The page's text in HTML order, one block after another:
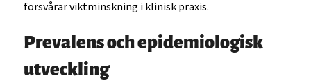
försvårar viktminskning i klinisk praxis.
Prevalens och epidemiologisk
utveckling